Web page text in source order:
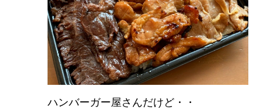
ハンバーガー屋さんだけど・・